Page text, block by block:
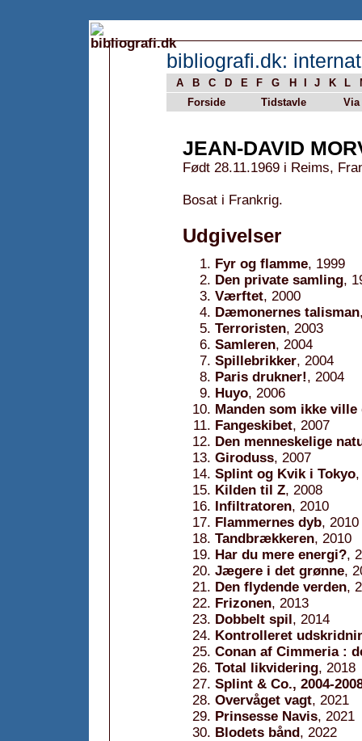
bibliografi.dk:
A B C D E F G H J K L
Forside
Tidstavle Via
JEAN-DAVID
Født 28.11.1969 i Reims,
Bosat i Frankrig.
Udgivelser
Fyr og flamme, 1999
Den private samling,
Værftet, 2000
Dæmonernes talisman
Terroristen, 2003
Samleren, 2004
Spillebrikker, 2004
Paris drukner!, 2004
Huyo, 2006
Manden som ikke ville
Fangeskibet, 2007
Den menneskelige
Giroduss, 2007
Splint og Kvik i Tokyo
Kilden til Z, 2008
Infiltratoren, 2010
Flammernes dyb, 2010
Tandbrækkeren, 2010
Har du mere energi?,
Jægere i det grønne,
Den flydende verden,
Frizonen, 2013
Dobbelt spil, 2014
Kontrolleret
Conan af Cimmeria :
Total likvidering, 2018
Splint & Co., 2004-
Overvåget vagt, 2021
Prinsesse Navis, 2021
Blodets bånd, 2022